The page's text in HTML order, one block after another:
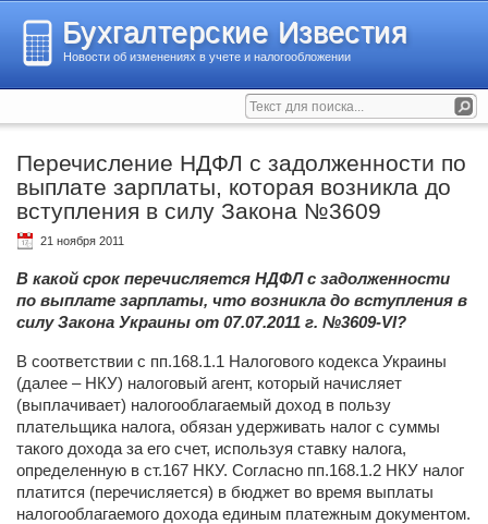
Бухгалтерские Известия
Новости об изменениях в учете и налогообложении
Перечисление НДФЛ с задолженности по
выплате зарплаты, которая возникла до
вступления в силу Закона №3609
21 ноября 2011
В какой срок перечисляется НДФЛ с задолженности
по выплате зарплаты, что возникла до вступления в
силу Закона Украины от 07.07.2011 г. №3609-VI?
В соответствии с пп.168.1.1 Налогового кодекса Украины
(далее – НКУ) налоговый агент, который начисляет
(выплачивает) налогооблагаемый доход в пользу
плательщика налога, обязан удерживать налог с суммы
такого дохода за его счет, используя ставку налога,
определенную в ст.167 НКУ. Согласно пп.168.1.2 НКУ налог
платится (перечисляется) в бюджет во время выплаты
налогооблагаемого дохода единым платежным документом.